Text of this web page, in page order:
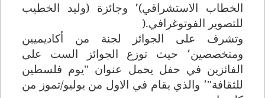
الخطاب الاستشراقي)٬ وجائزة (وليد الخطيب
للتصوير الفوتوغرافي).
وتشرف على الجوائز لجنة من أكاديميين
ومتخصصين٬ حيث توزع الجوائز الست على
الفائزين في حفل يحمل عنوان "يوم فلسطين
للثقافة"٬ والذي يقام في الاول من يوليو/تموز من